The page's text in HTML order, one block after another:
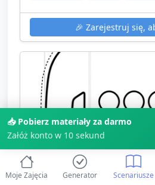
🎉 Zarejestruj się,
📥 Pobierz materiały za darmo
Załóż konto w 10 sekund
Moje Zajęcia Generator Scenariusze